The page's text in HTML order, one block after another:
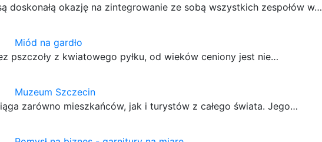
doskonałą okazję na zintegrowanie ze sobą wszystkich zespołów w…
Miód na gardło
pszczoły z kwiatowego pyłku, od wieków ceniony jest nie…
Muzeum Szczecin
zarówno mieszkańców, jak i turystów z całego świata. Jego…